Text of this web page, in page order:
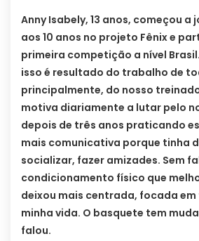
Anny Isabely, 13 anos, começou a
aos 10 anos no projeto Fênix e
primeira competição a nível
isso é resultado do trabalho de
principalmente, do nosso
motiva diariamente a lutar pelo
depois de três anos praticando
mais comunicativa porque tinha
socializar, fazer amizades. Sem
condicionamento físico que
deixou mais centrada, focada
minha vida. O basquete tem
falou.